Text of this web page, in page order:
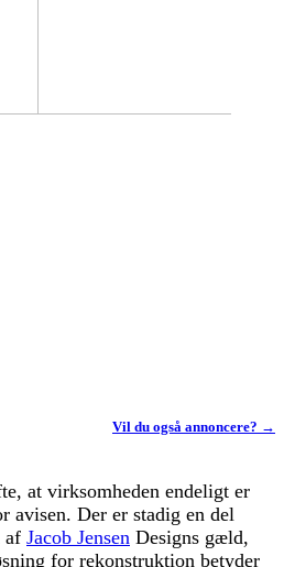
Vil du også annoncere? →
at virksomheden endeligt er
avisen. Der er stadig en del
af Jacob Jensen Designs gæld,
for rekonstruktion betyder